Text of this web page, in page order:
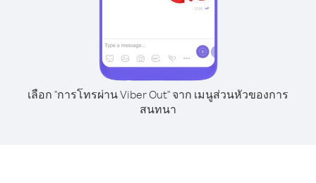
เลือก "การโทรผ่าน Viber Out" จาก เมนูส่วนหัวของการ
สนทนา